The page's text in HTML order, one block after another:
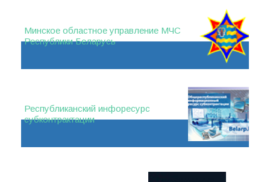
Минское областное управление МЧС
Республики Беларусь
Республиканский инфоресурс
субконтрактации